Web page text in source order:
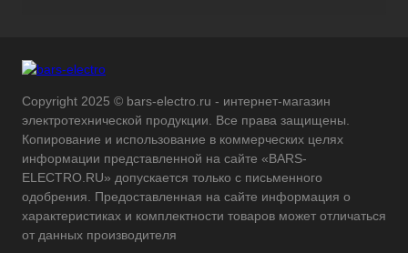
Copyright 2025 © bars-electro.ru - интернет-магазин
электротехнической продукции. Все права защищены.
Копирование и использование в коммерческих целях
информации представленной на сайте «BARS-
ELECTRO.RU» допускается только с письменного
одобрения. Предоставленная на сайте информация о
характеристиках и комплектности товаров может отличаться
от данных производителя